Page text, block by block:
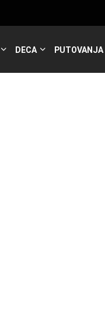
DECA PUTOVANJA